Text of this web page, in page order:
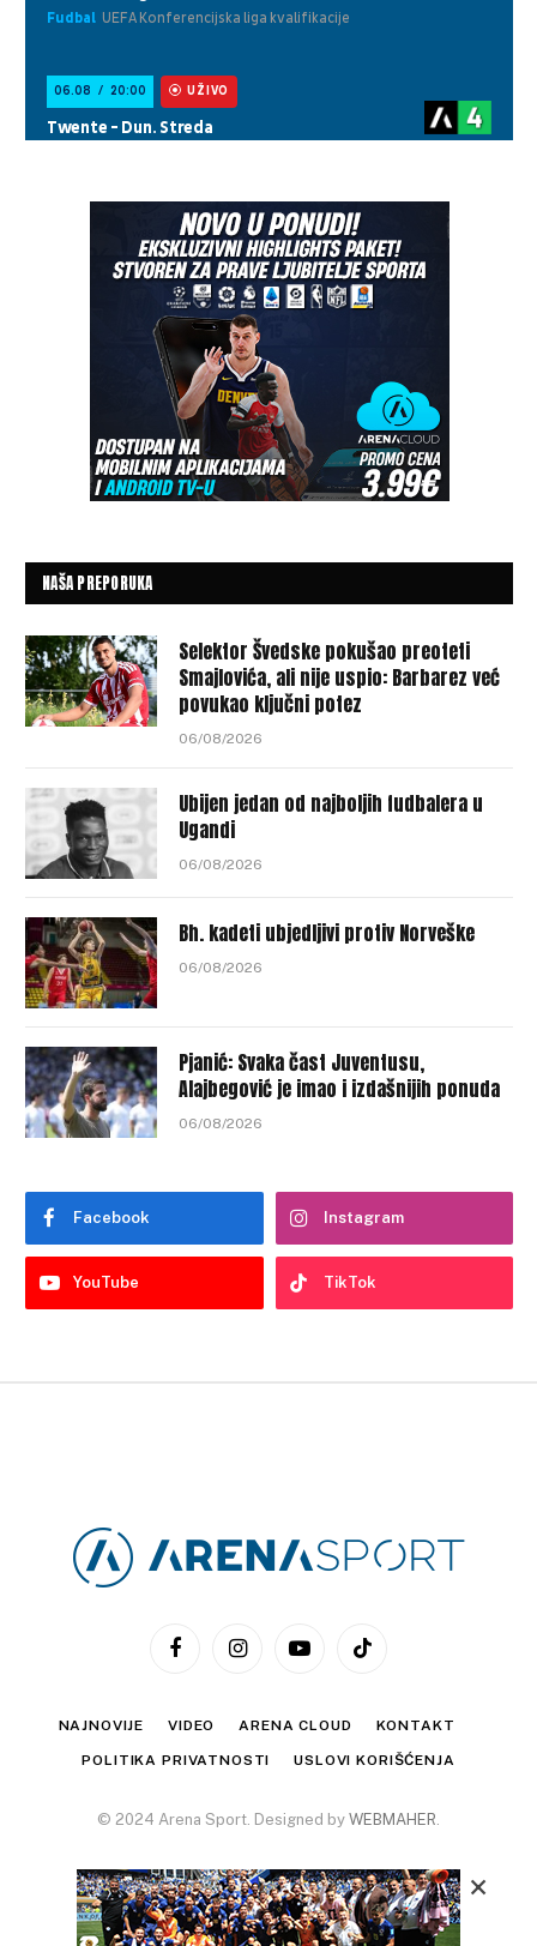
NAŠA PREPORUKA
Selektor Švedske pokušao preoteti
Smajlovića, ali nije uspio: Barbarez već
povukao ključni potez
06/08/2026
Ubijen jedan od najboljih fudbalera u
Ugandi
06/08/2026
Bh. kadeti ubjedljivi protiv Norveške
06/08/2026
Pjanić: Svaka čast Juventusu,
Alajbegović je imao i izdašnijih ponuda
06/08/2026
Facebook Instagram
YouTube TikTok
FacebookInstagramYouTubeTikTok
NAJNOVIJE VIDEO ARENA CLOUD KONTAKT
POLITIKA PRIVATNOSTI USLOVI KORIŠĆENJA
© 2024 Arena Sport. Designed by WEBMAHER
×